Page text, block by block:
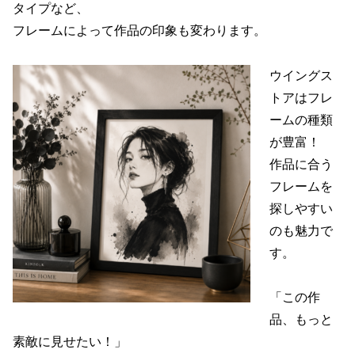
タイプなど、
フレームによって作品の印象も変わります。
ウイングス
トアはフレ
ームの種類
が豊富！
作品に合う
フレームを
探しやすい
のも魅力で
す。
「この作
品、もっと
素敵に見せたい！」